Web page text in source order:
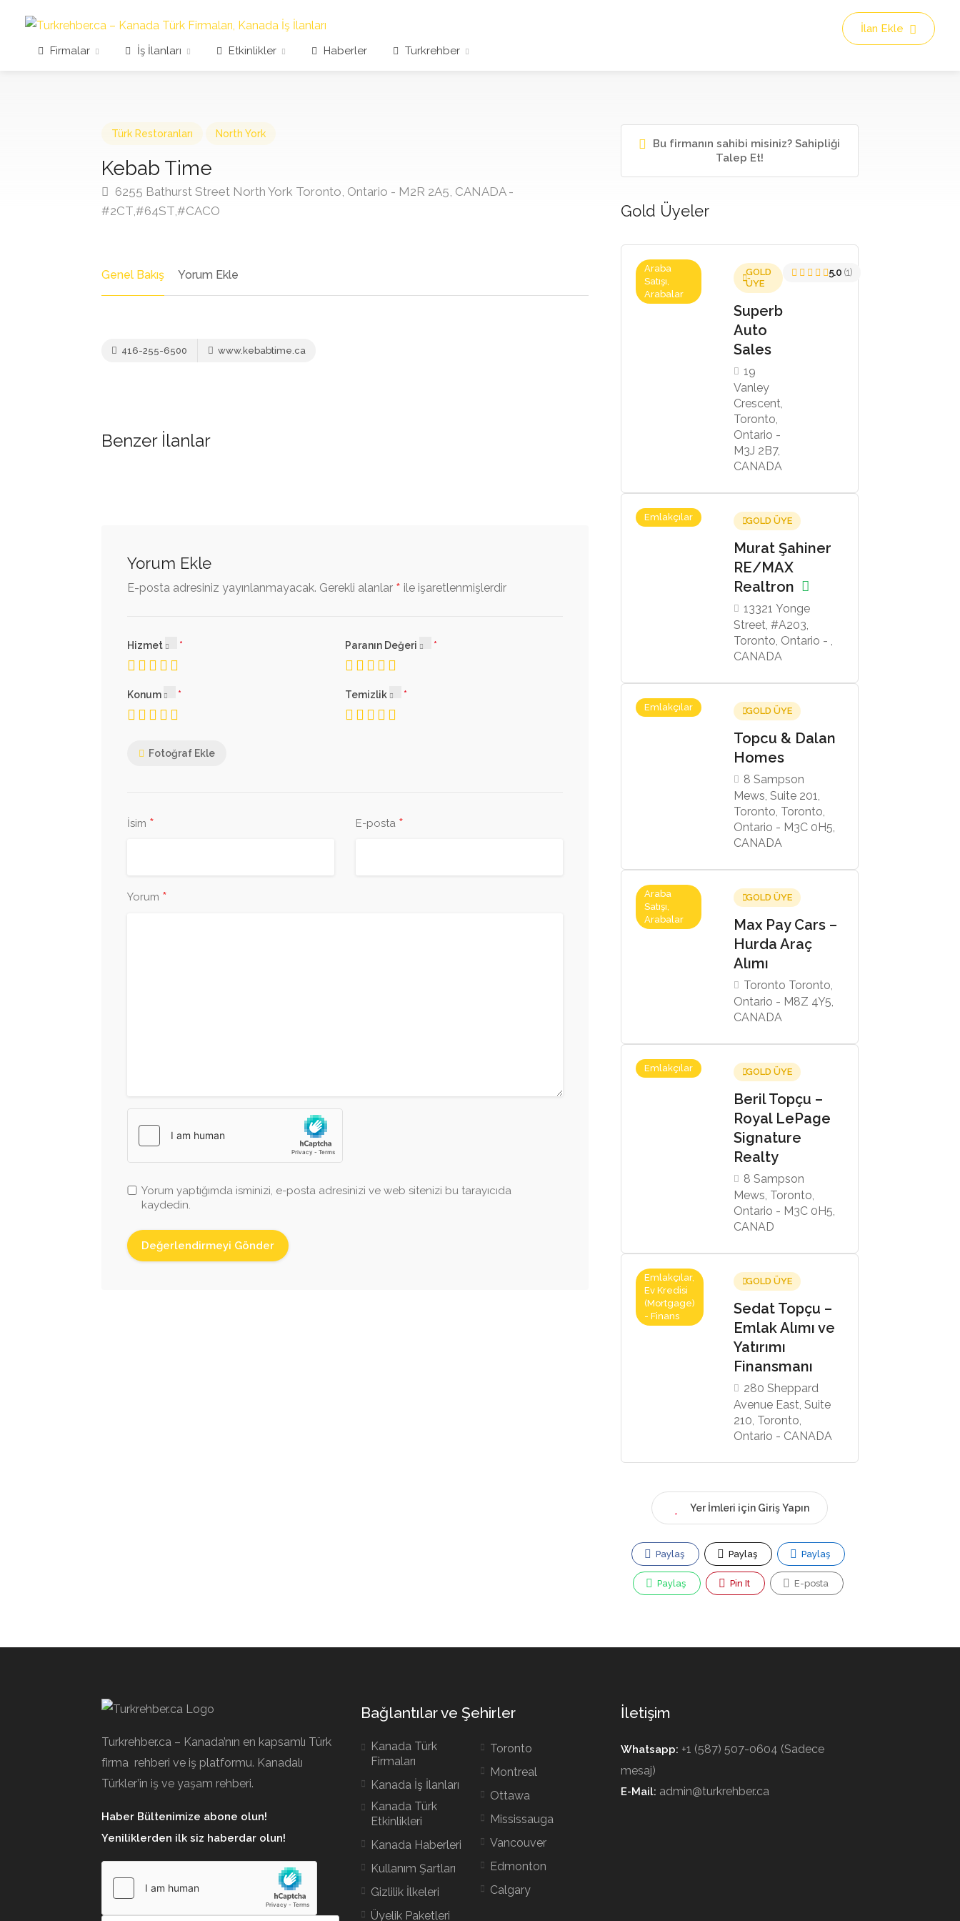
Firmalar İş İlanları Etkinlikler Haberler Turkrehber
İlan Ekle
Türk Restoranları North York
Kebab Time
6255 Bathurst Street North York Toronto, Ontario - M2R 2A5, CANADA -
#2CT,#64ST,#CACO
Genel Bakış Yorum Ekle
416-255-6500 www.kebabtime.ca
Benzer İlanlar
Yorum Ekle
E-posta adresiniz yayınlanmayacak. Gerekli alanlar * ile işaretlenmişlerdir
Hizmet Paranın Değeri
Konum Temizlik
Fotoğraf Ekle
İsim * E-posta *
Yorum *
Yorum yaptığımda isminizi, e-posta adresinizi ve web sitenizi bu tarayıcıda
kaydedin.
Bu firmanın sahibi misiniz? Sahipliği
Talep Et!
Gold Üyeler
Araba
Satışı,
Arabalar
GOLD
ÜYE
Superb
Auto
Sales
19
Vanley
Crescent,
Toronto,
Ontario -
M3J 2B7,
CANADA
5.0 (1)
Emlakçılar GOLD ÜYE
Murat Şahiner
RE/MAX
Realtron
13321 Yonge
Street, #A203,
Toronto, Ontario - ,
CANADA
Emlakçılar GOLD ÜYE
Topcu & Dalan
Homes
8 Sampson
Mews, Suite 201,
Toronto, Toronto,
Ontario - M3C 0H5,
CANADA
Araba
Satışı,
Arabalar
GOLD ÜYE
Max Pay Cars –
Hurda Araç
Alımı
Toronto Toronto,
Ontario - M8Z 4Y5,
CANADA
Emlakçılar GOLD ÜYE
Beril Topçu –
Royal LePage
Signature
Realty
8 Sampson
Mews, Toronto,
Ontario - M3C 0H5,
CANAD
Emlakçılar,
Ev Kredisi
(Mortgage)
- Finans
GOLD ÜYE
Sedat Topçu –
Emlak Alımı ve
Yatırımı
Finansmanı
280 Sheppard
Avenue East, Suite
210, Toronto,
Ontario - CANADA
Yer İmleri için Giriş Yapın
Paylaş Paylaş Paylaş
Paylaş Pin It E-posta
Turkrehber.ca – Kanada’nın en kapsamlı Türk
firma rehberi ve iş platformu. Kanadalı
Türkler’in iş ve yaşam rehberi.
Haber Bültenimize abone olun!
Yeniliklerden ilk siz haberdar olun!
Bağlantılar ve Şehirler
Kanada Türk
Firmaları
Kanada İş İlanları
Kanada Türk
Etkinlikleri
Kanada Haberleri
Kullanım Şartları
Gizlilik İlkeleri
Üyelik Paketleri
Toronto
Montreal
Ottawa
Mississauga
Vancouver
Edmonton
Calgary
İletişim
Whatsapp: +1 (587) 507-0604 (Sadece
mesaj)
E-Mail: admin@turkrehber.ca